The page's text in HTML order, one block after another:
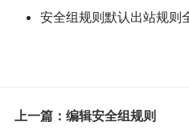
安全组规则默认出站规则
上一篇：编辑安全组规则